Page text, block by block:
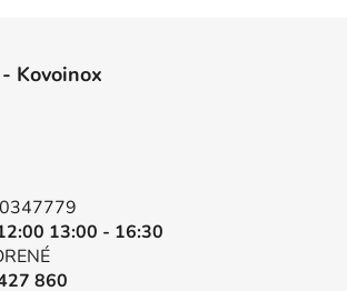
Kovoinox
13:00 - 16:30
860